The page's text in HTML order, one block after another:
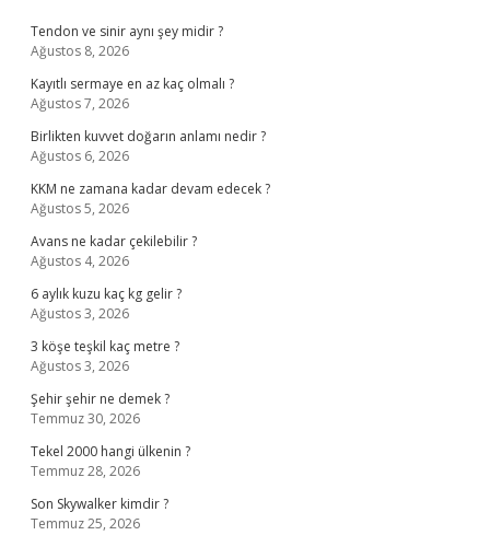
Tendon ve sinir aynı şey midir ?
Ağustos 8, 2026
Kayıtlı sermaye en az kaç olmalı ?
Ağustos 7, 2026
Birlikten kuvvet doğarın anlamı nedir ?
Ağustos 6, 2026
KKM ne zamana kadar devam edecek ?
Ağustos 5, 2026
Avans ne kadar çekilebilir ?
Ağustos 4, 2026
6 aylık kuzu kaç kg gelir ?
Ağustos 3, 2026
3 köşe teşkil kaç metre ?
Ağustos 3, 2026
Şehir şehir ne demek ?
Temmuz 30, 2026
Tekel 2000 hangi ülkenin ?
Temmuz 28, 2026
Son Skywalker kimdir ?
Temmuz 25, 2026